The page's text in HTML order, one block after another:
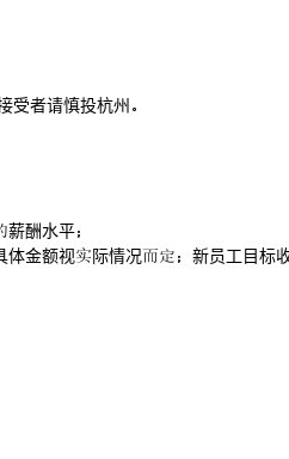
者请慎投杭州
酬水平
金额视际情况新员工目标